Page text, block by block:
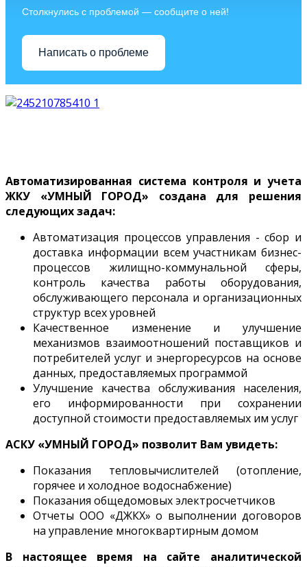
Столкнулись с проблемой — сообщите о ней!
Написать о проблеме
Автоматизированная система контроля и учета
ЖКУ «УМНЫЙ ГОРОД» создана для решения
следующих задач:
Автоматизация процессов управления - сбор и
доставка информации всем участникам бизнес-
процессов жилищно-коммунальной сферы,
контроль качества работы оборудования,
обслуживающего персонала и организационных
структур всех уровней
Качественное изменение и улучшение
механизмов взаимоотношений поставщиков и
потребителей услуг и энергоресурсов на основе
данных, предоставляемых программой
Улучшение качества обслуживания населения,
его информированности при сохранении
доступной стоимости предоставляемых им услуг
АСКУ «УМНЫЙ ГОРОД» позволит Вам увидеть:
Показания тепловычислителей (отопление,
горячее и холодное водоснабжение)
Показания общедомовых электросчетчиков
Отчеты ООО «ДЖКХ» о выполнении договоров
на управление многоквартирным домом
В настоящее время на сайте аналитической